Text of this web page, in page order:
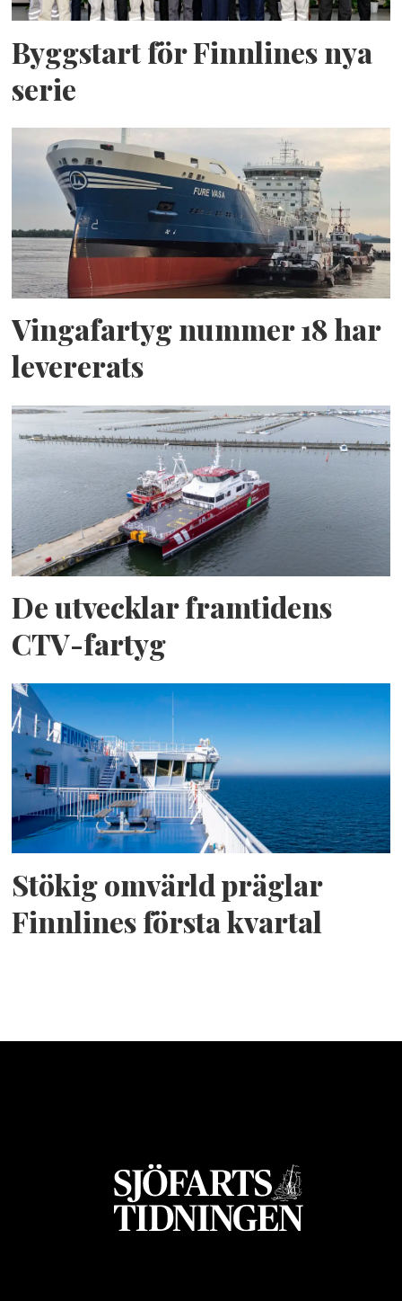
Byggstart för Finnlines nya
serie
Vingafartyg nummer 18 har
levererats
De utvecklar framtidens
CTV-fartyg
Stökig omvärld präglar
Finnlines första kvartal